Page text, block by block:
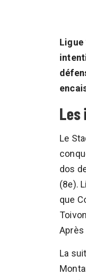
Ligue
Les
Le
dos
(8e).
que
Après
La